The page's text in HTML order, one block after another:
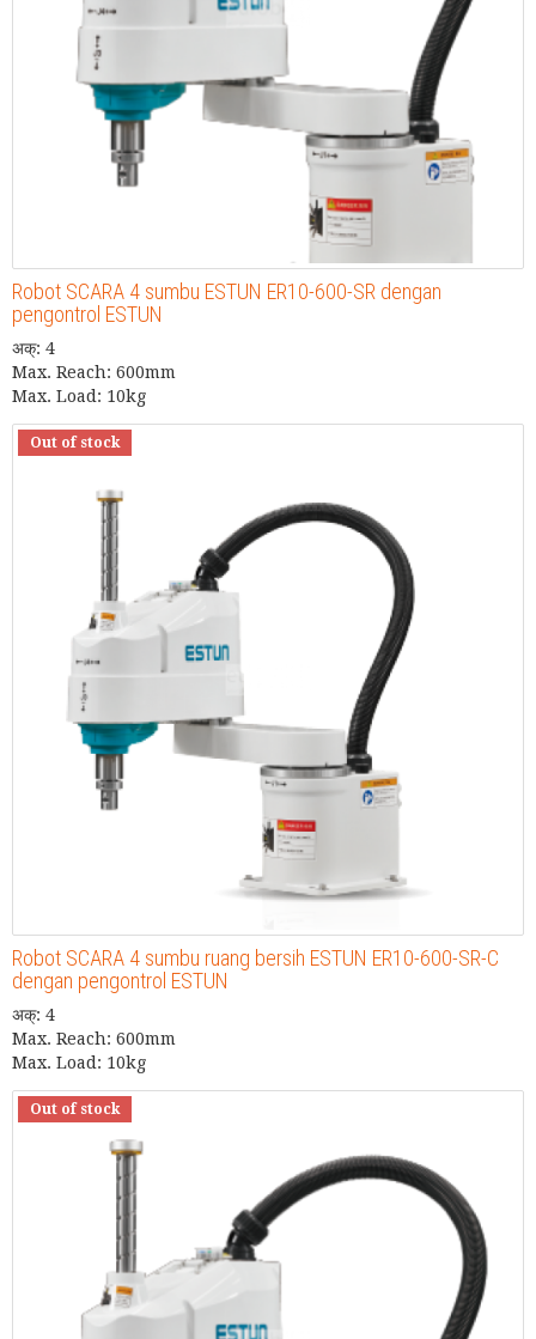
Robot SCARA 4 sumbu ESTUN ER10-600-SR dengan
pengontrol ESTUN
अक्: 4
Max. Reach: 600mm
Max. Load: 10kg
Out of stock
Robot SCARA 4 sumbu ruang bersih ESTUN ER10-600-SR-C
dengan pengontrol ESTUN
अक्: 4
Max. Reach: 600mm
Max. Load: 10kg
Out of stock